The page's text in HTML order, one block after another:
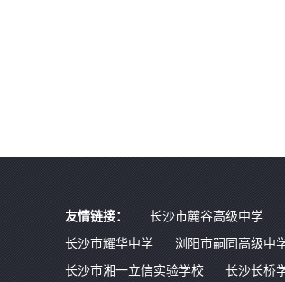
友情链接： 长沙市麓谷高级中学
长沙市耀华中学
浏阳市嗣同高级中
长沙市湘一立信实验学校
长沙长桥